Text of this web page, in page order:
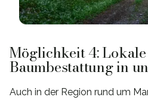
Möglichkeit 4:
Baumbestattung in
Auch in der Region rund um